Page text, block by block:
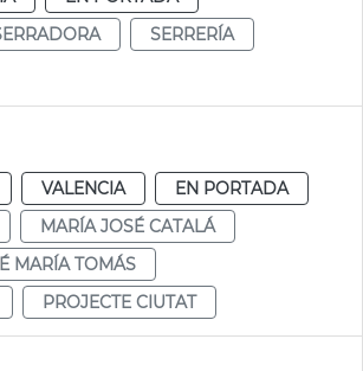
SERRERÍA
VALENCIA
EN PORTADA
MARÍA JOSÉ CATALÁ
MARÍA TOMÁS
PROJECTE CIUTAT